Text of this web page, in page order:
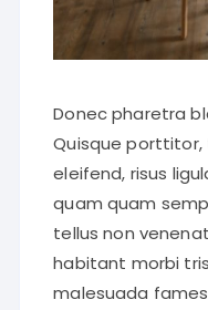
Donec pharetra
Quisque
eleifend, risus
quam quam
tellus non
habitant morbi
malesuada